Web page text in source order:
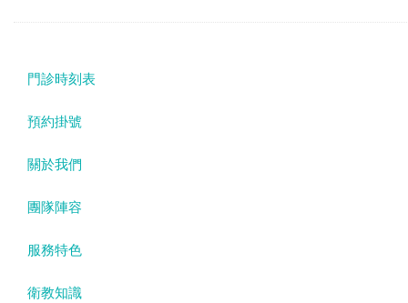
門診時刻表
預約掛號
關於我們
團隊陣容
服務特色
衛教知識